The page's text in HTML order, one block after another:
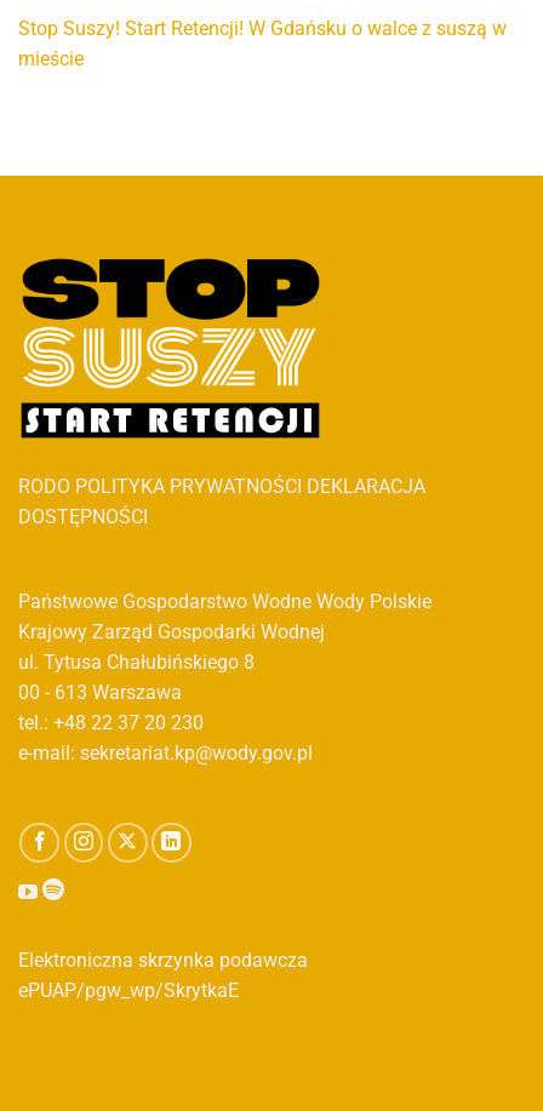
Stop Suszy! Start Retencji! W Gdańsku o walce z suszą w
mieście
RODO POLITYKA PRYWATNOŚCI DEKLARACJA
DOSTĘPNOŚCI
Państwowe Gospodarstwo Wodne Wody Polskie
Krajowy Zarząd Gospodarki Wodnej
ul. Tytusa Chałubińskiego 8
00 - 613 Warszawa
tel.: +48 22 37 20 230
e-mail: sekretariat.kp@wody.gov.pl
Elektroniczna skrzynka podawcza
ePUAP/pgw_wp/SkrytkaE